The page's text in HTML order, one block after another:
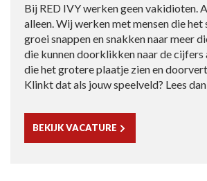
Bij RED IVY werken geen vakidioten.
alleen. Wij werken met mensen die
groei snappen en snakken naar meer
die kunnen doorklikken naar de cijfers
die het grotere plaatje zien en
Klinkt dat als jouw speelveld? Lees
BEKIJK VACATURE